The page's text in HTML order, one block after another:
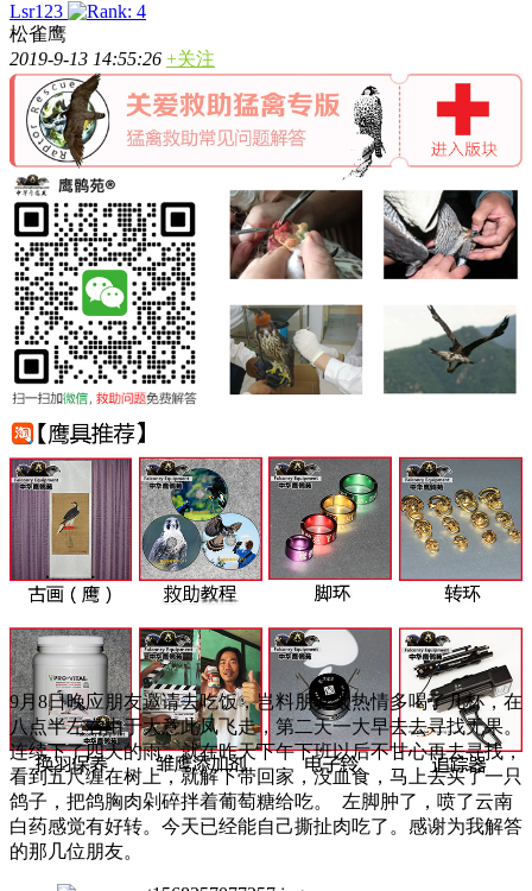
Lsr123
松雀鹰
2019-9-13 14:55:26 +关注
9月8日晚应朋友邀请去吃饭，岂料朋友太热情多喝了几杯，在
八点半左右由于大意此凤飞走，第二天一大早去去寻找无果。
连续下了四天的雨，就在昨天下午下班以后不甘心再去寻找，
看到五尺缠在树上，就解下带回家，没血食，马上去买了一只
鸽子，把鸽胸肉剁碎拌着葡萄糖给吃。 左脚肿了，喷了云南
白药感觉有好转。今天已经能自己撕扯肉吃了。感谢为我解答
的那几位朋友。